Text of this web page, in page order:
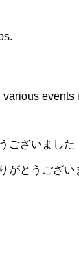
events
ございました
がとうござい